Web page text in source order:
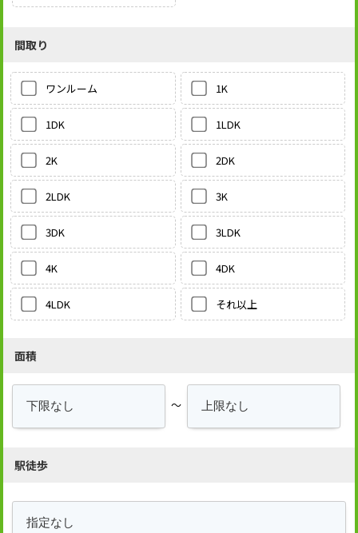
間取り
ワンルーム 1K
1DK 1LDK
2K 2DK
2LDK 3K
3DK 3LDK
4K 4DK
4LDK それ以上
面積
～
駅徒歩